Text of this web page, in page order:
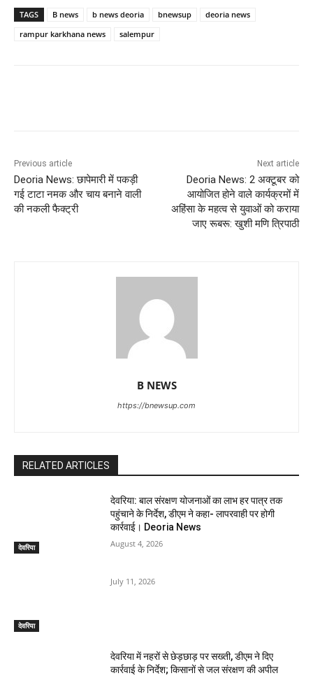
TAGS B news b news deoria bnewsup
deoria news
rampur karkhana news
salempur
Previous article
Deoria News: छापेमारी में पकड़ी
गई टाटा नमक और चाय बनाने वाली
की नकली फैक्ट्री
Next article
Deoria News: 2 अक्टूबर को
आयोजित होने वाले कार्यक्रमों में
अहिंसा के महत्व से युवाओं को कराया
जाए रूबरू: खुशी मणि त्रिपाठी
B NEWS
https://bnewsup.com
RELATED ARTICLES
देवरिया
देवरिया: बाल संरक्षण योजनाओं का लाभ हर पात्र तक
पहुंचाने के निर्देश, डीएम ने कहा- लापरवाही पर होगी
कार्रवाई। Deoria News
August 4, 2026
देवरिया
July 11, 2026
देवरिया में नहरों से छेड़छाड़ पर सख्ती, डीएम ने दिए
कार्रवाई के निर्देश; किसानों से जल संरक्षण की अपील